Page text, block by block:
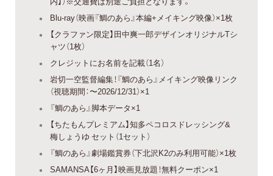
Blu-ray（映画『鯛のあら』本編+メイキング映像）×1枚
【クラファン限定】田中爽一郎デザインオリジナルTシ
ャツ（1枚）
クレジットにお名前を記載（1名）
岩切一空監督編集！『鯛のあら』メイキング映像リンク
（視聴期間：〜2026/12/31）×1
『鯛のあら』脚本データ×1
【ちたもんプレミアム】知多ペコロスドレッシング&
梅しょうゆ セット（1セット）
『鯛のあら』劇場鑑賞券（下北沢K2のみ利用可能）×1枚
SAMANSA【6ヶ月】映画見放題！無料クーポン×1